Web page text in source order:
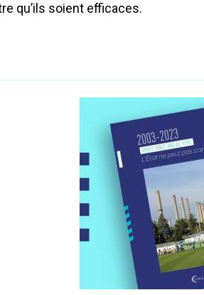
qu’ils soient efficaces.